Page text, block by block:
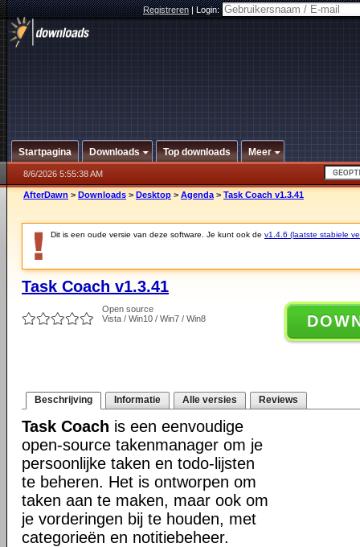
Registreren|Login:
Startpagina Downloads Top downloads Meer
8/6/2026 5:55:38 AM
AfterDawn > Downloads > Desktop > Agenda > Task Coach v1.3.41
Dit is een oude versie van deze software. Je kunt ook de v1.4.6 (laatste stabiele
Task Coach v1.3.41
Open source
Vista / Win10 / Win7 / Win8
Beschrijving Informatie Alle versies Reviews
Task Coach is een eenvoudige
open-source takenmanager om je
persoonlijke taken en todo-lijsten
te beheren. Het is ontworpen om
taken aan te maken, maar ook om
je vorderingen bij te houden, met
categorieën en notitiebeheer.